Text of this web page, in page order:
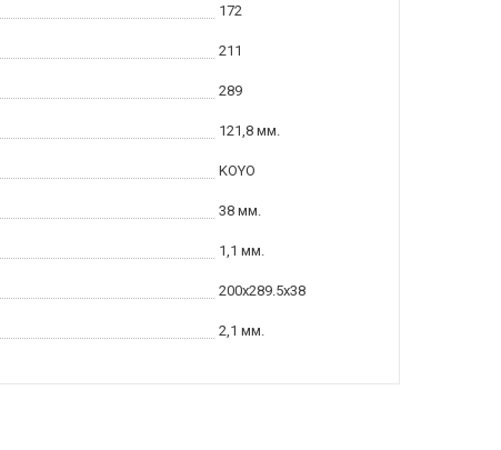
172
211
289
121,8 мм.
KOYO
38 мм.
1,1 мм.
200x289.5x38
2,1 мм.